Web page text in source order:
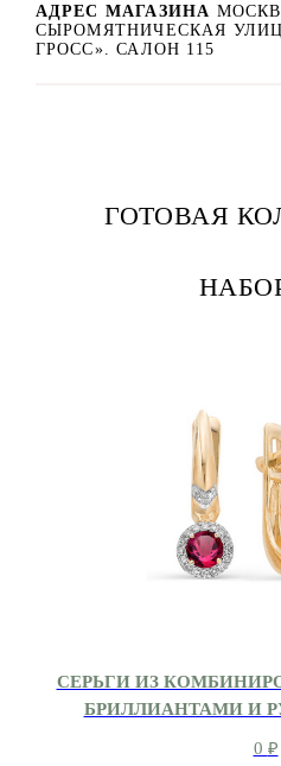
АДРЕС МАГАЗИНА
СЫРОМЯТНИЧЕСКАЯ
ГРОСС». САЛОН 115
ГОТОВАЯ
СЕРЬГИ ИЗ
БРИЛЛИАНТАМИ И
0 ₽